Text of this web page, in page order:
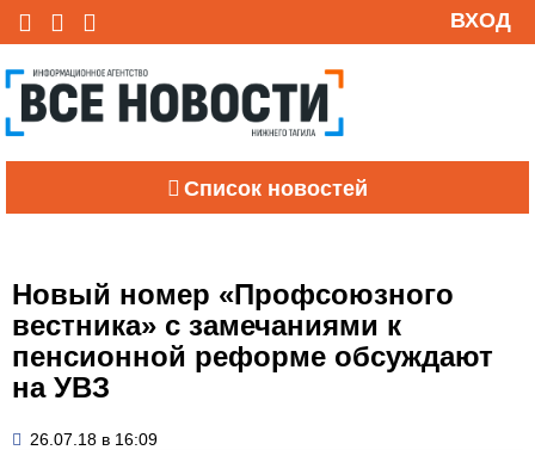
ВХОД
Список новостей
Новый номер «Профсоюзного
вестника» с замечаниями к
пенсионной реформе обсуждают
на УВЗ
26.07.18 в 16:09